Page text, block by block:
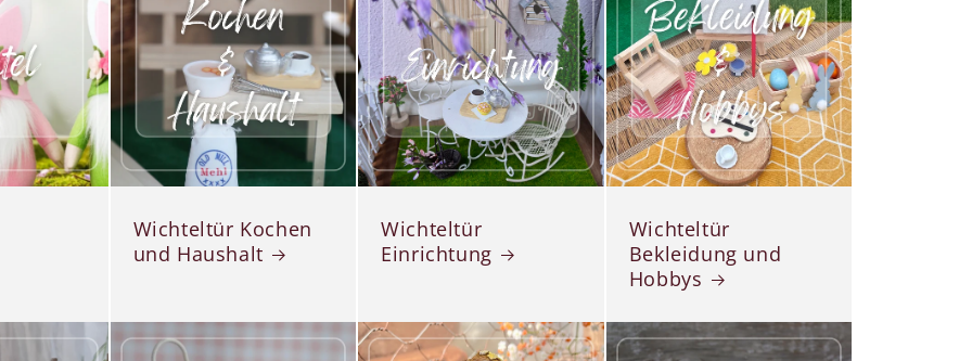
Wichteltür Kochen
und Haushalt
Wichteltür
Einrichtung
Wichteltür
Bekleidung und
Hobbys